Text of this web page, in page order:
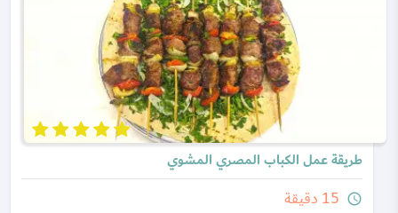
طريقة عمل الكباب المصري المشوي
query_builder 15 دقيقة